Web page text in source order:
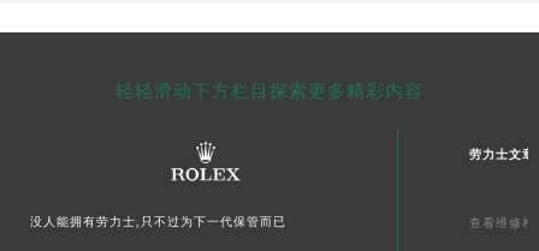
轻轻滑动下方栏目探索更多精彩内容
没人能拥有劳力士,只不过为下一代保管而已
劳力士文章
查看维修相